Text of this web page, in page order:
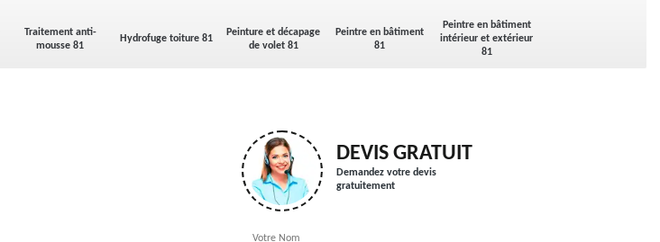
Traitement anti-
mousse 81
Hydrofuge toiture 81
Peinture et décapage
de volet 81
Peintre en bâtiment
81
Peintre en bâtiment
intérieur et extérieur
81
DEVIS GRATUIT
Demandez votre devis
gratuitement